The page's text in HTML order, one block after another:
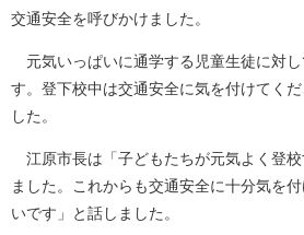
交通安全を呼びかけました。
元気いっぱいに通学する児童生徒に対し
す。登下校中は交通安全に気を付けてく
した。
江原市長は「子どもたちが元気よく登校
ました。これからも交通安全に十分気を
いです」と話しました。